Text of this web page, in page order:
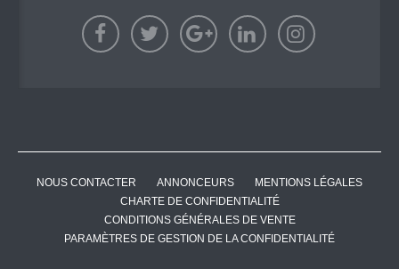
NOUS CONTACTER ANNONCEURS
MENTIONS LÉGALES
CHARTE DE CONFIDENTIALITÉ
CONDITIONS GÉNÉRALES DE VENTE
PARAMÈTRES DE GESTION DE LA CONFIDENTIALITÉ